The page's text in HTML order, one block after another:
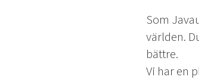
Som
världen.
bättre.
Vi har en